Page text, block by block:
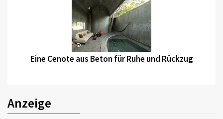
©
Eine Cenote aus Beton für Ruhe und Rückzug
Anzeige